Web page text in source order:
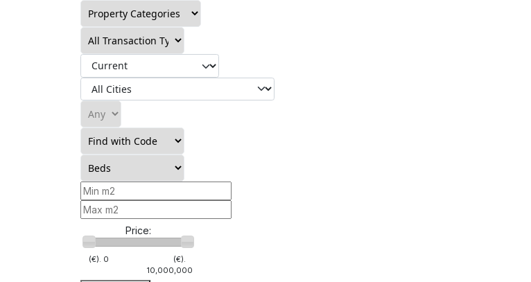
Price:
(€). 0
(€).
10,000,000